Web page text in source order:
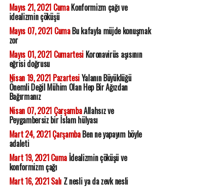
Mayıs 21, 2021 CumaKonformizm çağı ve
idealizmin çöküşü
Mayıs 07, 2021 CumaBu kafayla müjde konuşmak
zor
Mayıs 01, 2021 CumartesiKoronavirüs aşısının
eğrisi doğrusu
Nisan 19, 2021 PazartesiYalanın Büyüklüğü
Önemli Değil Mühim Olan Hep Bir Ağızdan
Bağırmanız
Nisan 07, 2021 ÇarşambaAllahsız ve
Peygambersiz bir İslam hülyası
Mart 24, 2021 ÇarşambaBen ne yapayım böyle
adaleti
Mart 19, 2021 Cumaİdealizmin çöküşü ve
konformizm çağı
Mart 16, 2021 SalıZ nesli ya da zevk nesli